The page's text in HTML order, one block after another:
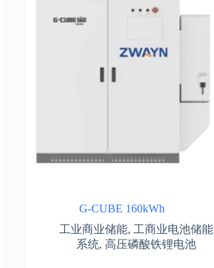
G-CUBE 160kWh
工业商业储能, 工商业电池储能
系统, 高压磷酸铁锂电池